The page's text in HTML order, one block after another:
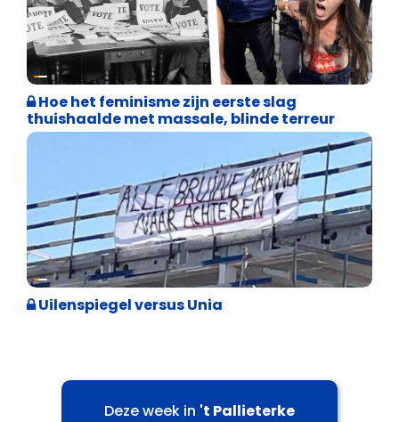
Cultuuroorlog
Hoe het feminisme zijn eerste slag
thuishaalde met massale, blinde terreur
Cultuuroorlog
Uilenspiegel versus Unia
Deze week in 't Pallieterke